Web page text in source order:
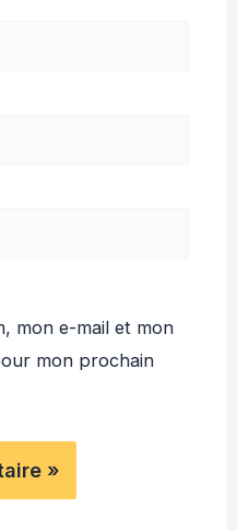
mon e-mail et mon
mon prochain